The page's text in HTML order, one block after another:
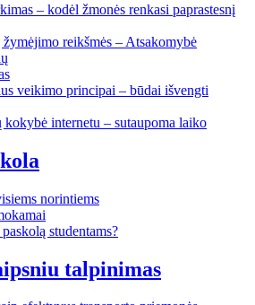
– kodėl žmonės renkasi paprastesnį
reikšmės – Atsakomybė
veikimo principai – būdai išvengti
kokybė internetu – sutaupoma laiko
norintiems
studentams?
talpinimas